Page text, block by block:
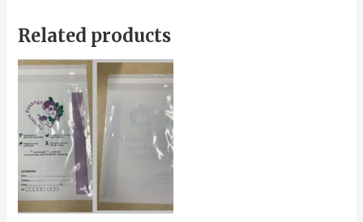
Related products